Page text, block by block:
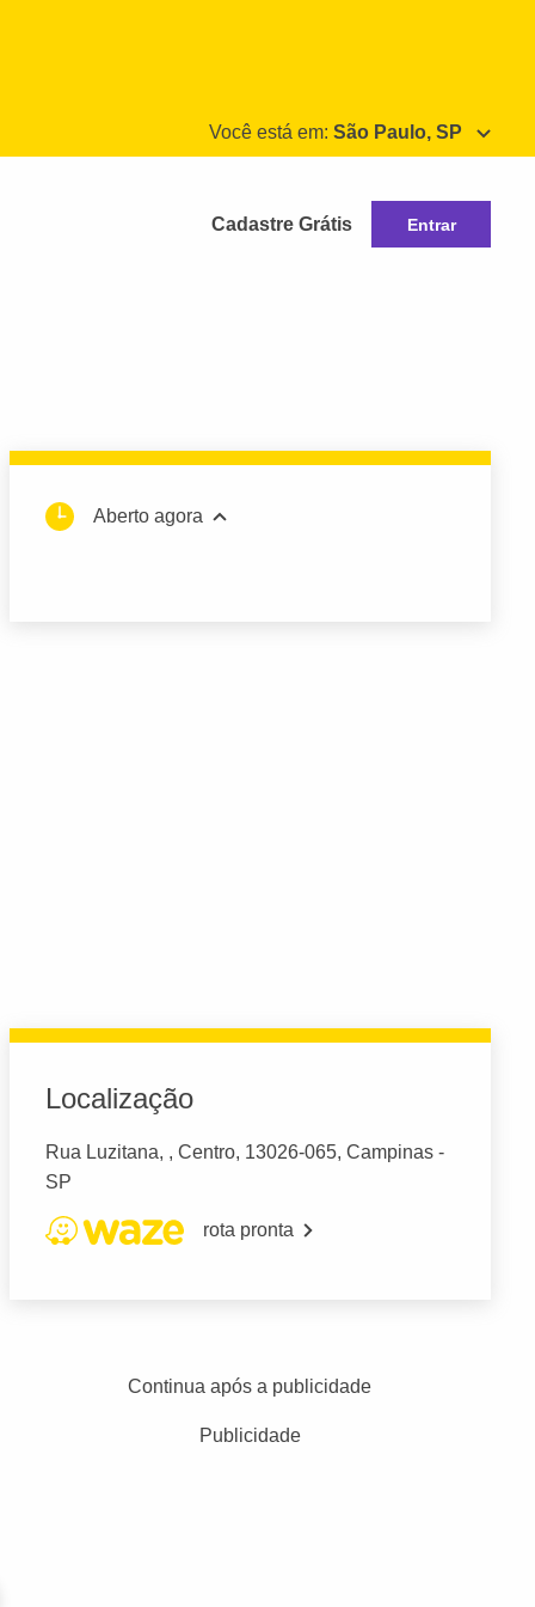
Você está em: São Paulo, SP
Cadastre Grátis Entrar
Aberto agora
Localização
Rua Luzitana, , Centro, 13026-065, Campinas -
SP
rota pronta
Continua após a publicidade
Publicidade